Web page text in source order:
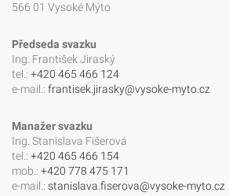
566 01 Vysoké Mýto
Předseda svazku
Ing. František Jiraský
tel.: +420 465 466 124
e-mail.: frantisek.jirasky@vysoke-myto.cz
Manažer svazku
Ing. Stanislava Fišerová
tel.: +420 465 466 154
mob.: +420 778 475 171
e-mail.: stanislava.fiserova@vysoke-myto.cz